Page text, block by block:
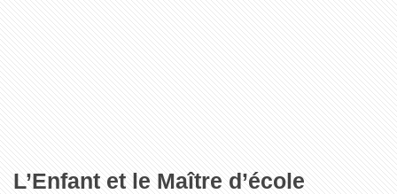
L’Enfant et le Maître d’école